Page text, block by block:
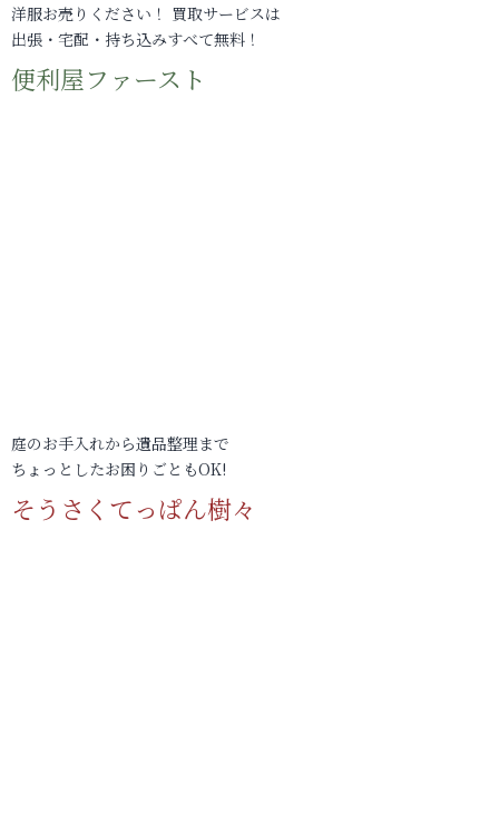
洋服お売りください！ 買取サービスは
出張・宅配・持ち込みすべて無料！
便利屋ファースト
庭のお手入れから遺品整理まで
ちょっとしたお困りごともOK!
そうさくてっぱん樹々